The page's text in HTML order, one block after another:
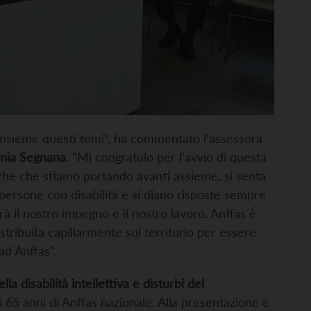
questi temi”, ha commentato l’assessora
Segnana. “Mi congratulo per l’avvio di questa
che stiamo portando avanti assieme, si senta
con disabilità e si diano risposte sempre
il nostro impegno e il nostro lavoro. Anffas è
capillarmente sul territorio per essere
Anffas”.
disabilità intellettiva e disturbi del
anni di Anffas nazionale. Alla presentazione è